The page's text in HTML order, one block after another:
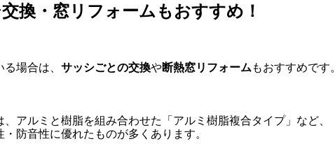
換・窓リフォームもおすすめ！
場合は、 サッシごとの交換や断熱窓リフォームもおすすめです。
アルミと樹脂を組み合わせた「アルミ樹脂複合タイプ」など、
防音性に優れたものが多くあります。